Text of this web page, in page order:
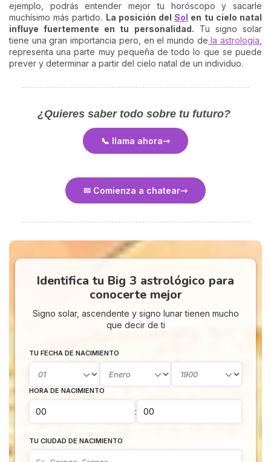
ejemplo, podrás entender mejor tu horóscopo y sacarle
muchísimo más partido. La posición delSol en tu cielo natal
influye fuertemente en tu personalidad. Tu signo solar
tiene una gran importancia pero, en el mundo de la astrología
representa una parte muy pequeña de todo lo que se puede
prever y determinar a partir del cielo natal de un individuo.
¿Quieres saber todo sobre tu futuro?
📞 llama ahora
✉ Comienza a chatear
Identifica tu Big 3 astrológico para
conocerte mejor
Signo solar, ascendente y signo lunar tienen mucho
que decir de ti
TU FECHA DE NACIMIENTO
HORA DE NACIMIENTO
:
TU CIUDAD DE NACIMIENTO